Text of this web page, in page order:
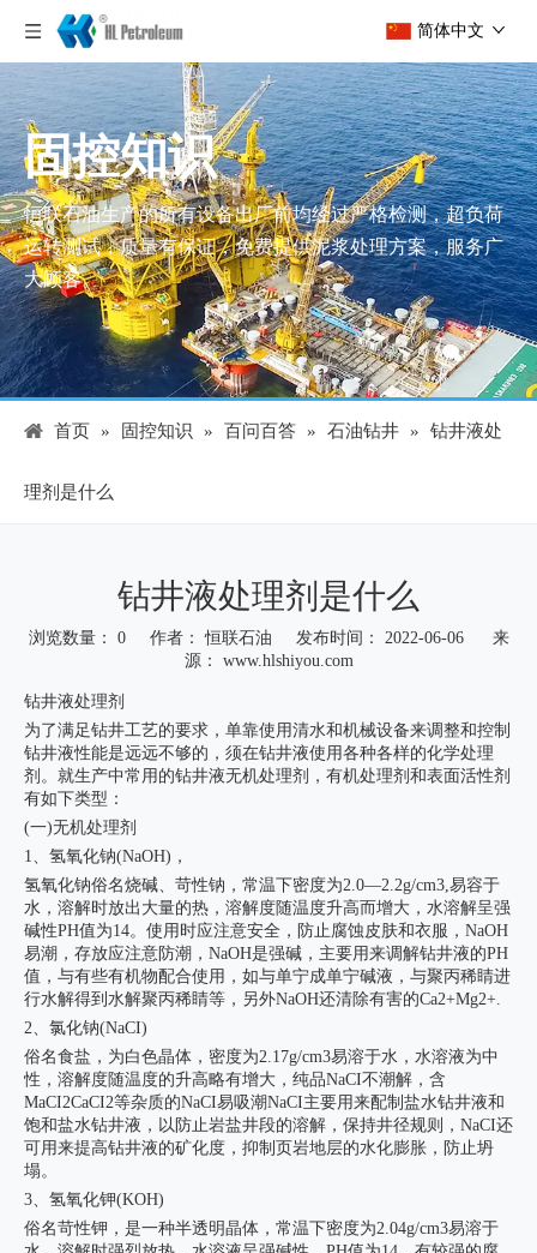
简体中文
固控知识
恒联石油生产的所有设备出厂前均经过严格检测，超负荷
运转测试，质量有保证，免费提供泥浆处理方案，服务广
大顾客。
首页 » 固控知识 » 百问百答 » 石油钻井 » 钻井液处
理剂是什么
钻井液处理剂是什么
浏览数量： 0作者： 恒联石油 发布时间： 2022-06-06 来
源： www.hlshiyou.com
["wechat","weibo","qzone","douban","email"]
钻井液处理剂
为了满足钻井工艺的要求，单靠使用清水和机械设备来调整和控制
钻井液性能是远远不够的，须在钻井液使用各种各样的化学处理
剂。就生产中常用的钻井液无机处理剂，有机处理剂和表面活性剂
有如下类型：
(一)无机处理剂
1、氢氧化钠(NaOH)，
氢氧化钠俗名烧碱、苛性钠，常温下密度为2.0—2.2g/cm3,易容于
水，溶解时放出大量的热，溶解度随温度升高而增大，水溶解呈强
碱性PH值为14。使用时应注意安全，防止腐蚀皮肤和衣服，NaOH
易潮，存放应注意防潮，NaOH是强碱，主要用来调解钻井液的PH
值，与有些有机物配合使用，如与单宁成单宁碱液，与聚丙稀睛进
行水解得到水解聚丙稀睛等，另外NaOH还清除有害的Ca2+Mg2+.
2、氯化钠(NaCI)
俗名食盐，为白色晶体，密度为2.17g/cm3易溶于水，水溶液为中
性，溶解度随温度的升高略有增大，纯品NaCI不潮解，含
MaCI2CaCI2等杂质的NaCI易吸潮NaCI主要用来配制盐水钻井液和
饱和盐水钻井液，以防止岩盐井段的溶解，保持井径规则，NaCI还
可用来提高钻井液的矿化度，抑制页岩地层的水化膨胀，防止坍
塌。
3、氢氧化钾(KOH)
俗名苛性钾，是一种半透明晶体，常温下密度为2.04g/cm3易溶于